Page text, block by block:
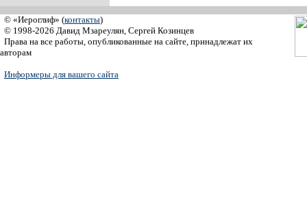
© «Иероглиф» (контакты)
© 1998-2026 Давид Мзареулян, Сергей Козинцев
Права на все работы, опубликованные на сайте, принадлежат их
авторам
Информеры для вашего сайта